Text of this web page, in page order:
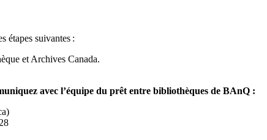
étapes suivantes :
et Archives Canada.
avec l’équipe du prêt entre bibliothèques de BAnQ :
)